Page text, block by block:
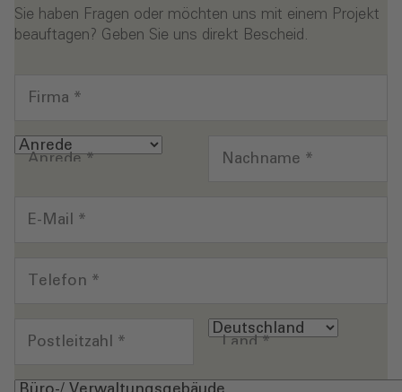
Sie haben Fragen oder möchten uns mit einem Projekt
beauftagen? Geben Sie uns direkt Bescheid.
Firma *
Anrede* Nachname *
E-Mail *
Telefon *
Postleitzahl * Land*